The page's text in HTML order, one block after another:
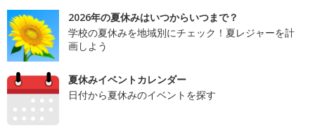
2026年の夏休みはいつからいつまで？
学校の夏休みを地域別にチェック！夏レジャーを計
画しよう
夏休みイベントカレンダー
日付から夏休みのイベントを探す